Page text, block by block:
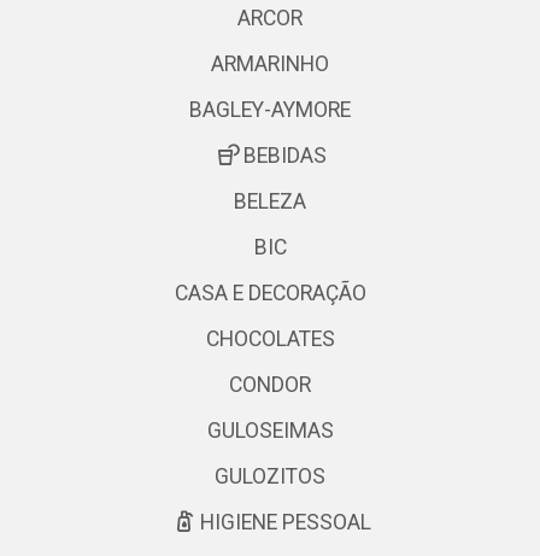
ARCOR
ARMARINHO
BAGLEY-AYMORE
BEBIDAS
BELEZA
BIC
CASA E DECORAÇÃO
CHOCOLATES
CONDOR
GULOSEIMAS
GULOZITOS
HIGIENE PESSOAL